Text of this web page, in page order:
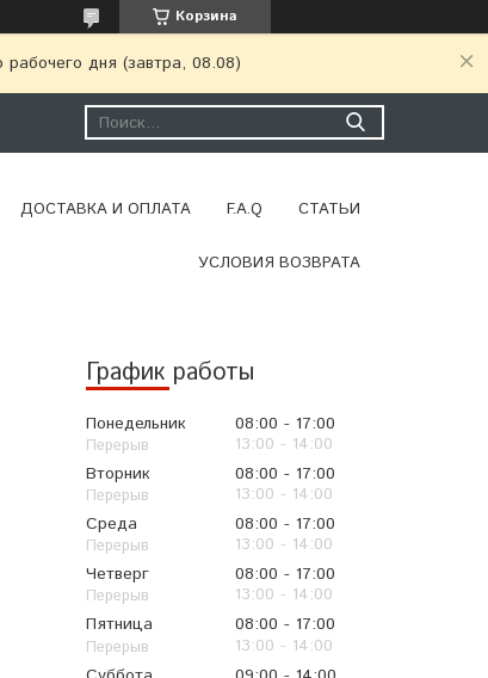
Корзина
дня (завтра, 08.08)
ДОСТАВКА И ОПЛАТА F.A.Q СТАТЬИ
УСЛОВИЯ ВОЗВРАТА
График работы
Понедельник 08:00
17:00
13:00
14:00
Вторник
08:00
17:00
13:00
14:00
Среда
08:00
17:00
13:00
14:00
Четверг
08:00
17:00
13:00
14:00
Пятница
08:00
17:00
13:00
14:00